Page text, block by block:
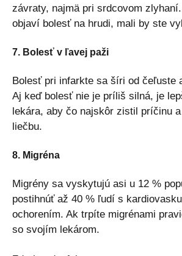
závraty, najmä pri srdcovom
objaví bolesť na hrudi, mali by ste
7. Bolesť v ľavej paži
Bolesť pri infarkte sa šíri od čeľuste
Aj keď bolesť nie je príliš silná, je
lekára, aby čo najskôr zistil príčinu
liečbu.
8. Migréna
Migrény sa vyskytujú asi u 12 %
postihnúť až 40 % ľudí s
ochorením. Ak trpíte migrénami
so svojím lekárom.